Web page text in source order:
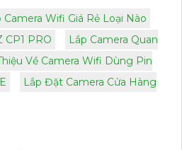
Camera Wifi Giá Rẻ Loại Nào
CP1 PRO
Lắp Camera Quan
Về Camera Wifi Dùng Pin
Lắp Đặt Camera Cửa Hàng